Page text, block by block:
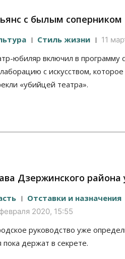
с былым соперником
Стиль жизни 11
юбиляр включил в программу
с искусством,
«убийцей театра».
Дзержинского района
Отставки и назначения
2020, 15:55
руководство уже
пока держат в секрете.